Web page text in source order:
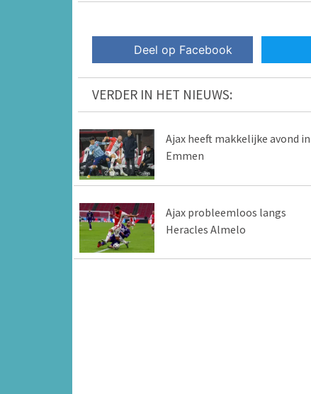
Deel op Facebook
VERDER IN HET NIEUWS:
Ajax heeft makkelijke avond in
Emmen
Ajax probleemloos langs
Heracles Almelo